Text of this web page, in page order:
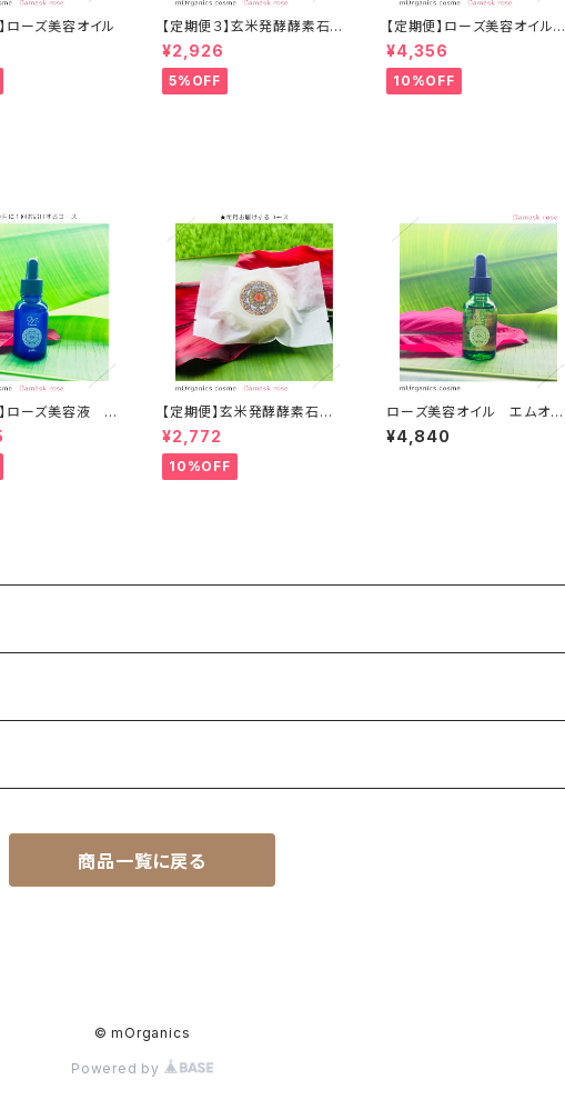
ローズ美容オイル
【定期便３】玄米発酵酵素石け
ん エムオーガニクス
¥2,926
5%OFF
【定期便】ローズ美容オイル
エムオーガニクス
¥4,356
10%OFF
】ローズ美容液 エ
ス
【定期便】玄米発酵酵素石け
ん エムオーガニクス
¥2,772
10%OFF
ローズ美容オイル エムオー
ガニクス
¥4,840
商品一覧に戻る
© mOrganics
Powered by